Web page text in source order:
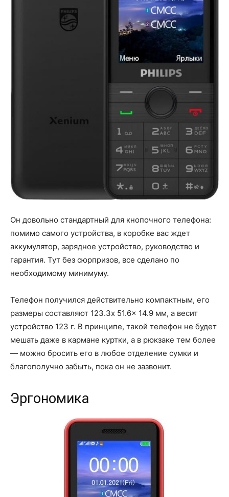
Он довольно стандартный для кнопочного телефона:
помимо самого устройства, в коробке вас ждет
аккумулятор, зарядное устройство, руководство и
гарантия. Тут без сюрпризов, все сделано по
необходимому минимуму.
Телефон получился действительно компактным, его
размеры составляют 123.3x 51.6x 14.9 мм, а весит
устройство 123 г. В принципе, такой телефон не будет
мешать даже в кармане куртки, а в рюкзаке тем более
— можно бросить его в любое отделение сумки и
благополучно забыть, пока он не зазвонит.
Эргономика